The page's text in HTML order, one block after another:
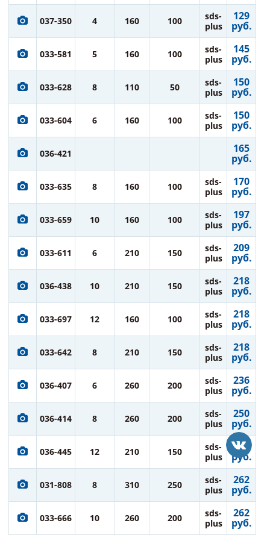
037-350 4 160 100
sds-
plus
129
руб.
033-581 5 160 100
sds-
plus
145
руб.
033-628 8 110 50
sds-
plus
150
руб.
033-604 6 160 100
sds-
plus
150
руб.
036-421 165
руб.
033-635 8 160 100
sds-
plus
170
руб.
033-659 10 160 100
sds-
plus
197
руб.
033-611 6 210 150
sds-
plus
209
руб.
036-438 10 210 150
sds-
plus
218
руб.
033-697 12 160 100
sds-
plus
218
руб.
033-642 8 210 150
sds-
plus
218
руб.
036-407 6 260 200
sds-
plus
236
руб.
036-414 8 260 200
sds-
plus
250
руб.
036-445 12 210 150
sds-
plus
250
руб.
031-808 8 310 250
sds-
plus
262
руб.
033-666 10 260 200
sds-
plus
262
руб.